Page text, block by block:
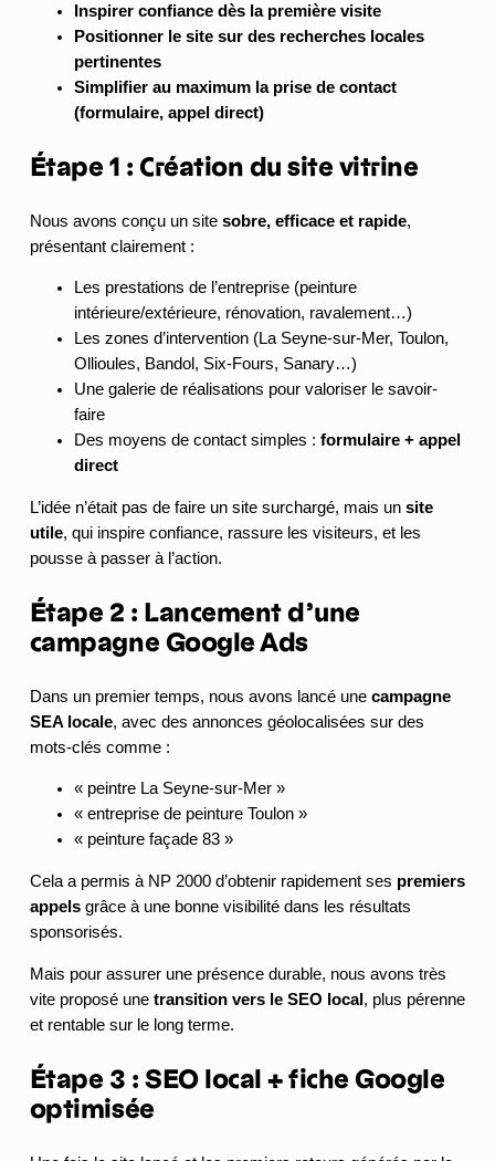
Inspirer confiance dès la première visite
Positionner le site sur des recherches locales
pertinentes
Simplifier au maximum la prise de contact
(formulaire, appel direct)
Étape 1 : Création du site vitrine
Nous avons conçu un site sobre, efficace et rapide,
présentant clairement :
Les prestations de l’entreprise (peinture
intérieure/extérieure, rénovation, ravalement…)
Les zones d’intervention (La Seyne-sur-Mer, Toulon,
Ollioules, Bandol, Six-Fours, Sanary…)
Une galerie de réalisations pour valoriser le savoir-
faire
Des moyens de contact simples : formulaire + appel
direct
L’idée n’était pas de faire un site surchargé, mais un site
utile, qui inspire confiance, rassure les visiteurs, et les
pousse à passer à l’action.
Étape 2 : Lancement d’une
campagne Google Ads
Dans un premier temps, nous avons lancé une campagne
SEA locale, avec des annonces géolocalisées sur des
mots-clés comme :
« peintre La Seyne-sur-Mer »
« entreprise de peinture Toulon »
« peinture façade 83 »
Cela a permis à NP 2000 d’obtenir rapidement ses premiers
appelsgrâce à une bonne visibilité dans les résultats
sponsorisés.
Mais pour assurer une présence durable, nous avons très
vite proposé une transition vers le SEO local, plus pérenne
et rentable sur le long terme.
Étape 3 : SEO local + fiche Google
optimisée